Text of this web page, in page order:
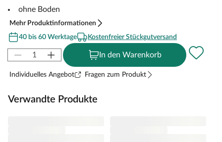
ohne Boden
Mehr Produktinformationen
40 bis 60 Werktage
Kostenfreier Stückgutversand
In den Warenkorb
Individuelles Angebot Fragen zum Produkt
Verwandte Produkte